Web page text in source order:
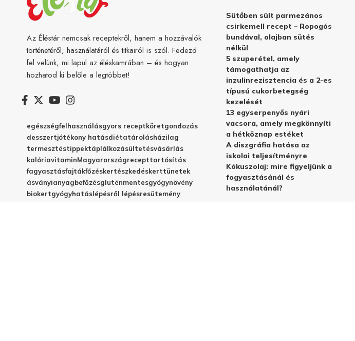
Az Éléstár nemcsak receptekről, hanem a hozzávalók
történetéről, használatáról és titkairól is szól. Fedezd
fel velünk, mi lapul az éléskamrában – és hogyan
hozhatod ki belőle a legtöbbet!
egészségfelhasználásgyors receptköretgondozás
desszertjótékony hatásdiétatárolásházilag
termesztéstippektáplálkozásültetésvásárlás
kalóriavitaminMagyarországrecepttartósítás
fagyasztásfajtákfőzéskertészkedéskerttünetek
ásványianyagbefőzésgluténmentesgyógynövény
biokertgyógyhatáslépésről lépésresütemény
Sütőben sült parmezános
csirkemell recept – Ropogós
bundával, olajban sütés
nélkül
5 szuperétel, amely
támogathatja az
inzulinrezisztencia és a 2-es
típusú cukorbetegség
kezelését
13 egyserpenyős nyári
vacsora, amely megkönnyíti
a hétköznap estéket
A diszgráfia hatása az
iskolai teljesítményre
Kókuszolaj: mire figyeljünk a
fogyasztásánál és
használatánál?